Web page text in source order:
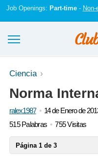
Job Openings: Part-time-
Ensayos y trabajos
Registrarse
Iniciar sesión
Ciencia
Norma
ralex1987
14 de Enero de
515 Palabras
755 Visitas
Página 1 de 3